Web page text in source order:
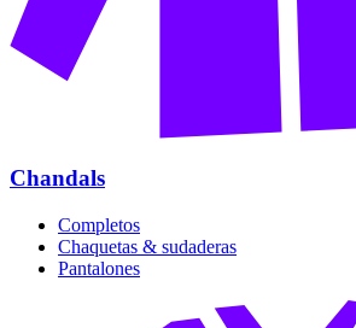
Chandals
Completos
Chaquetas & sudaderas
Pantalones